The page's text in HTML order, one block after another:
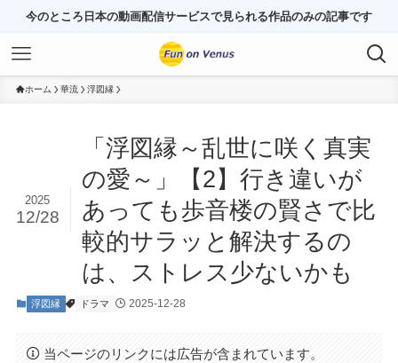
今のところ日本の動画配信サービスで見られる作品のみの記事です
ホーム 華流 浮図縁
「浮図縁～乱世に咲く真実
の愛～」【2】行き違いが
あっても歩音楼の賢さで比
較的サラッと解決するの
は、ストレス少ないかも
2025
12/28
浮図縁 ドラマ 2025-12-28
当ページのリンクには広告が含まれています。